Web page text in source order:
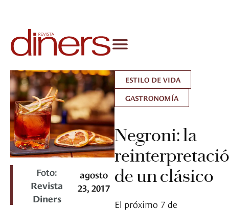
Foto:
Revista
Diners
agosto
23, 2017
ESTILO DE VIDA
GASTRONOMÍA
Negroni: la
de un clásico
El próximo 7 de